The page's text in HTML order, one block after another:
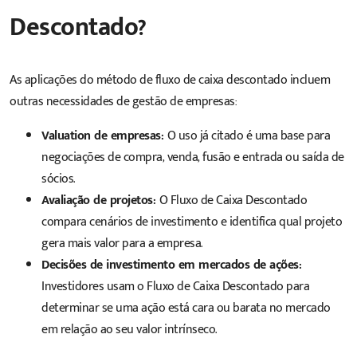
Descontado?
As aplicações do método de fluxo de caixa descontado incluem
outras necessidades de gestão de empresas:
Valuation de empresas:O uso já citado é uma base para
negociações de compra, venda, fusão e entrada ou saída de
sócios.
Avaliação de projetos:O Fluxo de Caixa Descontado
compara cenários deinvestimentoe identifica qual projeto
gera mais valor para a empresa.
Decisões de investimento em mercados de ações:
Investidores usam o Fluxo de Caixa Descontado para
determinar se uma ação está cara ou barata no mercado
em relação ao seu valor intrínseco.